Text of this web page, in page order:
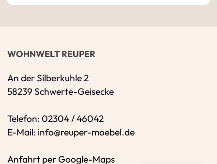
WOHNWELT REUPER
An der Silberkuhle 2
58239 Schwerte-Geisecke
Telefon: 02304 / 46042
E-Mail: info@reuper-moebel.de
Anfahrt per Google-Maps
Ihr Wunschtermin / Rückruf
Datum
Sie können ein Datum ab übermorgen